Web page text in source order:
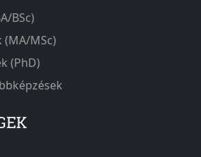
BSc)
MSc)
(PhD)